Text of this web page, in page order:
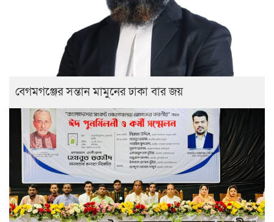
বেগমগঞ্জের সন্তান মামুনের ঢাকা বার জয়